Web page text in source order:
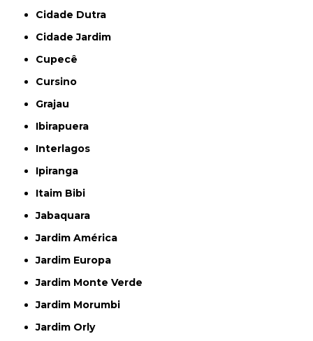
Cidade Dutra
Cidade Jardim
Cupecê
Cursino
Grajau
Ibirapuera
Interlagos
Ipiranga
Itaim Bibi
Jabaquara
Jardim América
Jardim Europa
Jardim Monte Verde
Jardim Morumbi
Jardim Orly